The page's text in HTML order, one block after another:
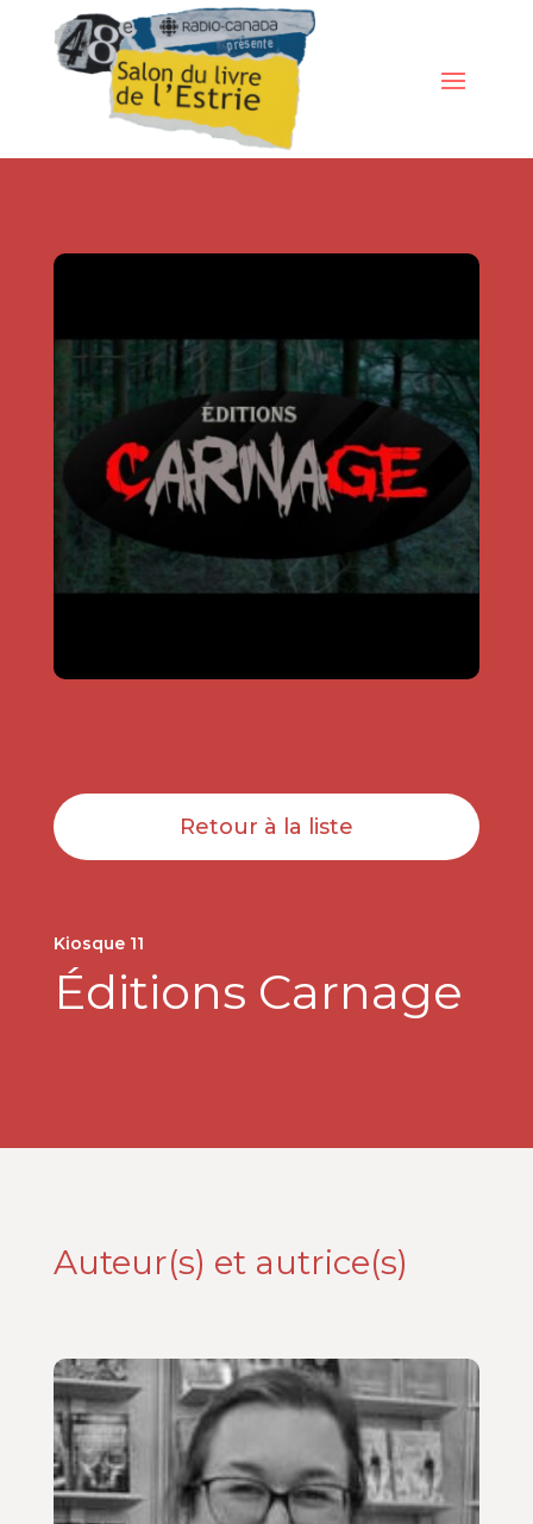
Retour à la liste
Kiosque 11
Éditions Carnage
Auteur(s) et autrice(s)